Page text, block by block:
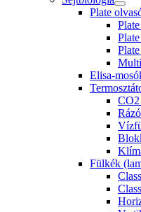
Plate
Elisa-
CO2
Fülkék